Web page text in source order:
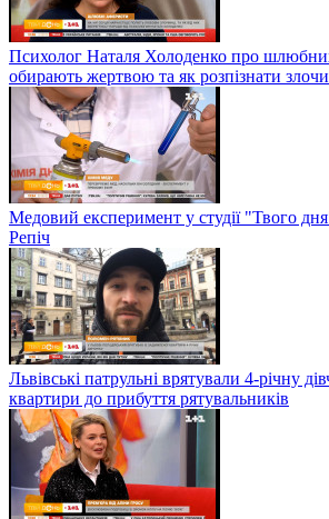
Психолог Наталя Холоденко про
обирають жертвою та як розпізнати
Медовий експеримент у студії "Твого
Репіч
Львівські патрульні врятували 4-річну
квартири до прибуття рятувальників